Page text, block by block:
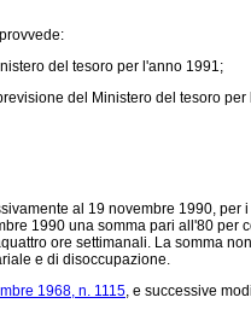
del tesoro per l'anno 1991;
del Ministero del tesoro
al 19 novembre 1990,
1990 una somma pari all'80
ore settimanali. La somma
e di disoccupazione.
1968, n. 1115, e successive